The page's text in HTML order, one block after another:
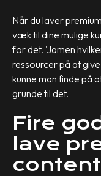
Når du laver
væk til dine mulige
for det. 'Jamen
ressourcer på at
kunne man finde på
grunde til det.
Fire
lave
content